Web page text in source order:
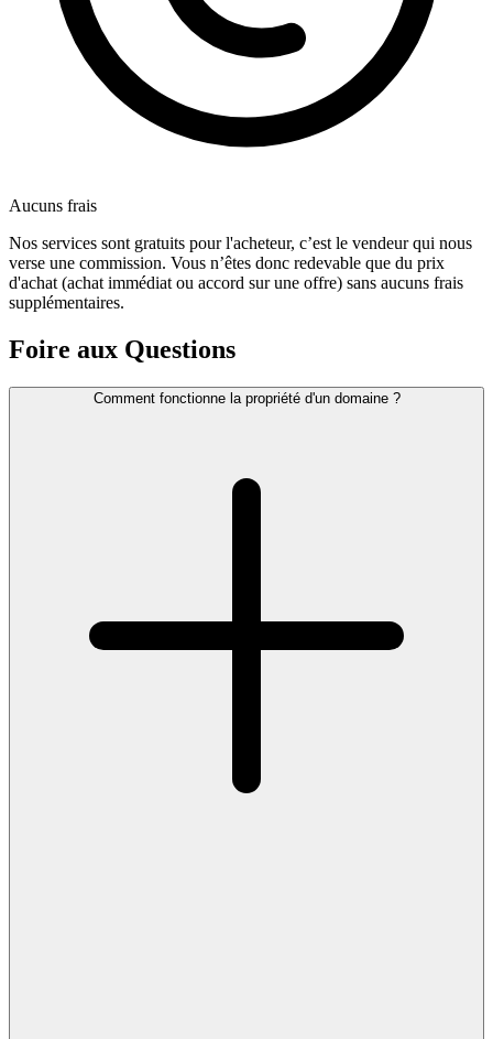
Aucuns frais
Nos services sont gratuits pour l'acheteur, c’est le vendeur qui nous
verse une commission. Vous n’êtes donc redevable que du prix
d'achat (achat immédiat ou accord sur une offre) sans aucuns frais
supplémentaires.
Foire aux Questions
Comment fonctionne la propriété d'un domaine ?